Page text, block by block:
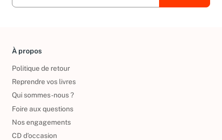
À propos
Politique de retour
Reprendre vos livres
Qui sommes-nous ?
Foire aux questions
Nos engagements
CD d'occasion